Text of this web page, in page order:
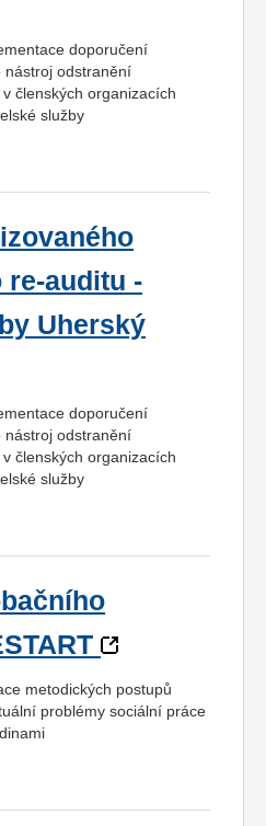
doporučení
nástroj odstranění
členských organizacích
služby
re-auditu -
Uherský
doporučení
nástroj odstranění
členských organizacích
služby
metodických postupů
problémy sociální práce